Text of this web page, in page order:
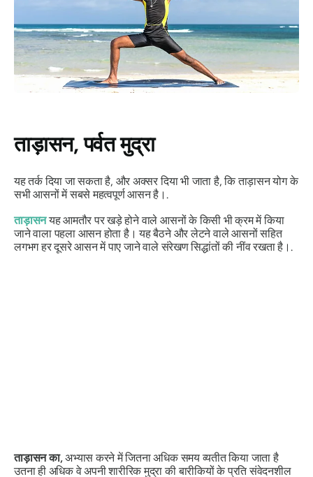
ताड़ासन, पर्वत मुद्रा
यह तर्क दिया जा सकता है, और अक्सर दिया भी जाता है, कि ताड़ासन योग के
सभी आसनों में सबसे महत्वपूर्ण आसन है।.
ताड़ासनयह आमतौर पर खड़े होने वाले आसनों के किसी भी क्रम में किया
जाने वाला पहला आसन होता है। यह बैठने और लेटने वाले आसनों सहित
लगभग हर दूसरे आसन में पाए जाने वाले संरेखण सिद्धांतों की नींव रखता है।.
ताड़ासन का,अभ्यास करने में जितना अधिक समय व्यतीत किया जाता है
उतना ही अधिक वे अपनी शारीरिक मुद्रा की बारीकियों के प्रति संवेदनशील